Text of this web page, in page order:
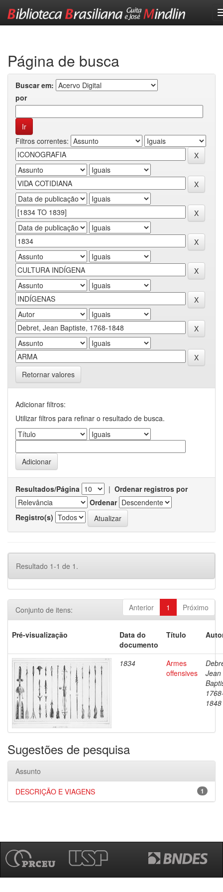
Página de busca
Buscar em:
por
Filtros correntes:
Retornar valores
Adicionar filtros:
Utilizar filtros para refinar o resultado de busca.
Resultados/Página | Ordenar registros por
Ordenar
Registro(s)
Resultado 1-1 de 1.
Anterior 1 Próximo
Conjunto de itens:
Pré-visualização
Data do
documento
Título
1834
Armes
offensives
Jean
1848
Sugestões de pesquisa
Assunto
1
DESCRIÇÃO E VIAGENS